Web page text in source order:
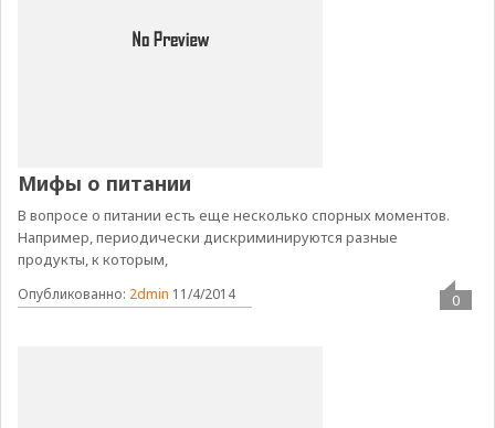
Мифы о питании
В вопросе о питании есть еще несколько спорных моментов.
Например, периодически дискриминируются разные
продукты, к которым,
Опубликованно: 2dmin 11/4/2014 0